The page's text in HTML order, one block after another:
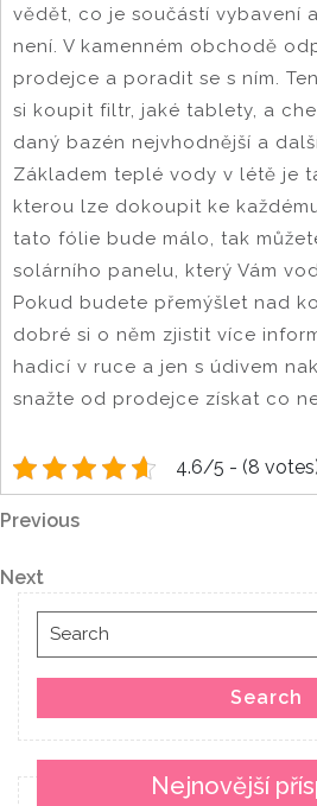
vědět, co je součástí vybavení
není. V kamenném obchodě
prodejce a poradit se s ním.
si koupit filtr, jaké tablety, a
daný bazén nejvhodnější a
Základem teplé vody v létě je
kterou lze dokoupit ke
tato fólie bude málo, tak
solárního panelu, který Vám
Pokud budete přemýšlet nad
dobré si o něm zjistit více
hadicí v ruce a jen s údivem
snažte od prodejce získat co
4.6/5 - (8
Navigace
pro
příspěvek
Previous
Previous
Next
Post
Next
Search
for:
Search
Nejnovější